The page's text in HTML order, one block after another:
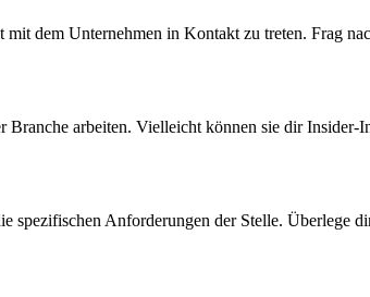
dem Unternehmen in Kontakt zu treten. Frag
arbeiten. Vielleicht können sie dir Insider-
Anforderungen der Stelle. Überlege